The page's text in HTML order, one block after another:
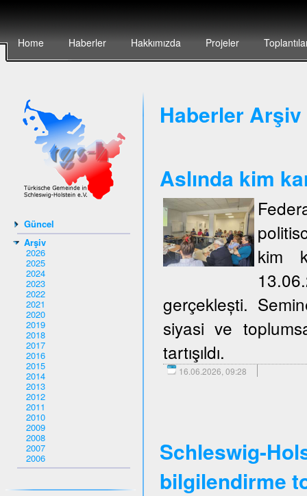
Home Haberler Hakkımızda Projeler
Güncel
Arşiv
2026
2025
2024
2023
2022
2021
2020
2019
2018
2017
2016
2015
2014
2013
2012
2011
2010
2009
2008
2007
2006
Haberler Arşiv
Aslında kim
kim
gerçeklești.
siyasi ve
tartışıldı.
16.06.2026, 09:28
Schleswig-
bilgilendirme